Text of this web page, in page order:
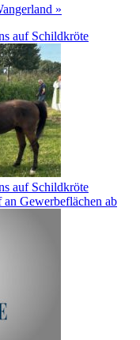
»
auf Schildkröte
auf Schildkröte
Gewerbeflächen ab